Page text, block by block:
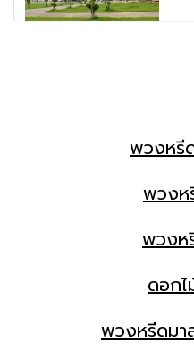
พวงหรี
พวง
พวงห
ดอก
พวงหรีดมา